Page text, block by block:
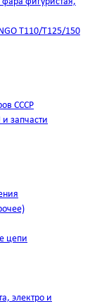
Т110/Т125/150
СССР
запчасти
цепи
электро и